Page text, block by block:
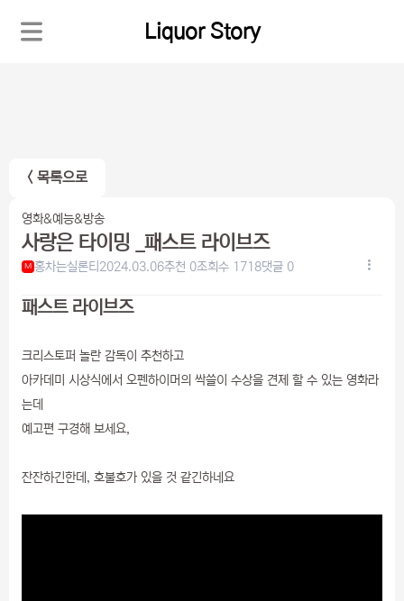
Liquor Story
< 목록으로
영화&예능&방송
사랑은 타이밍 _패스트 라이브즈
M 홍차는실론티 2024.03.06추천 0조회수 1718댓글 0
패스트 라이브즈
크리스토퍼 놀란 감독이 추천하고
아카데미 시상식에서 오펜하이머의 싹쓸이 수상을 견제 할 수 있는 영화라
는데
예고편 구경해 보세요,
잔잔하긴한데, 호불호가 있을 것 같긴하네요